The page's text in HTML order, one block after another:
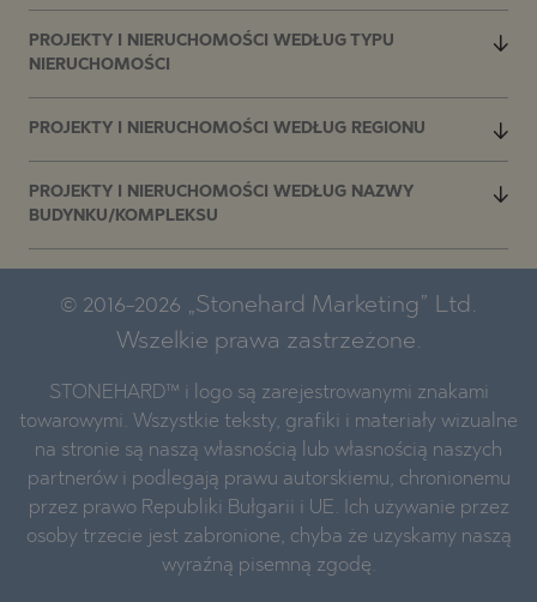
PROJEKTY I NIERUCHOMOŚCI WEDŁUG TYPU
NIERUCHOMOŚCI
PROJEKTY I NIERUCHOMOŚCI WEDŁUG REGIONU
PROJEKTY I NIERUCHOMOŚCI WEDŁUG NAZWY
BUDYNKU/KOMPLEKSU
© 2016-2026 „Stonehard Marketing” Ltd.
Wszelkie prawa zastrzeżone.
STONEHARD™ i logo są zarejestrowanymi znakami
towarowymi. Wszystkie teksty, grafiki i materiały wizualne
na stronie są naszą własnością lub własnością naszych
partnerów i podlegają prawu autorskiemu, chronionemu
przez prawo Republiki Bułgarii i UE. Ich używanie przez
osoby trzecie jest zabronione, chyba że uzyskamy naszą
wyraźną pisemną zgodę.